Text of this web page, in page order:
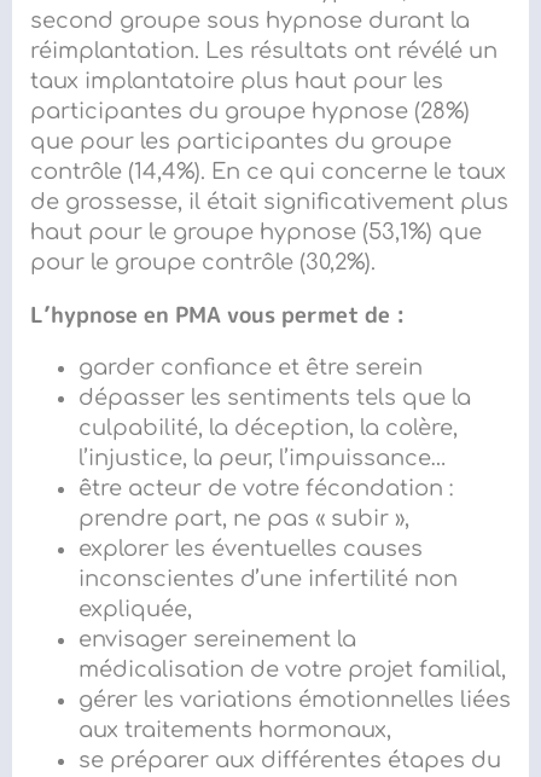
second groupe sous hypnose durant la
réimplantation. Les résultats ont révélé un
taux implantatoire plus haut pour les
participantes du groupe hypnose (28%)
que pour les participantes du groupe
contrôle (14,4%). En ce qui concerne le taux
de grossesse, il était significativement plus
haut pour le groupe hypnose (53,1%) que
pour le groupe contrôle (30,2%).
L’hypnose en PMA vous permet de :
garder confiance et être serein
dépasser les sentiments tels que la
culpabilité, la déception, la colère,
l’injustice, la peur, l’impuissance…
être acteur de votre fécondation :
prendre part, ne pas « subir »,
explorer les éventuelles causes
inconscientes d’une infertilité non
expliquée,
envisager sereinement la
médicalisation de votre projet familial,
gérer les variations émotionnelles liées
aux traitements hormonaux,
se préparer aux différentes étapes du